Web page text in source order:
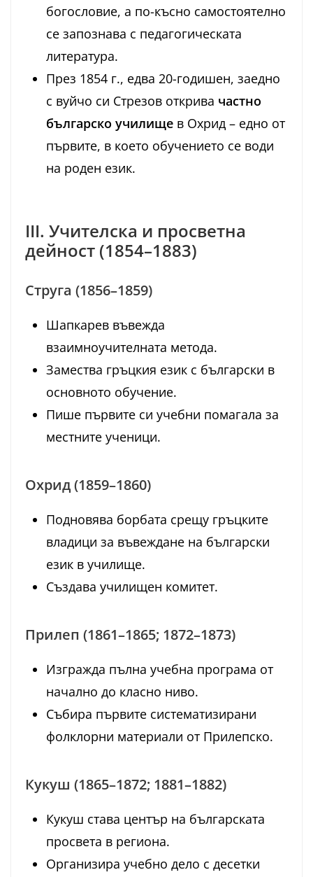
богословие, а по-късно самостоятелно
се запознава с педагогическата
литература.
През 1854 г., едва 20-годишен, заедно
с вуйчо си Стрезов открива частно
българско училище в Охрид – едно от
първите, в което обучението се води
на роден език.
III. Учителска и просветна
дейност (1854–1883)
Струга (1856–1859)
Шапкарев въвежда
взаимноучителната метода.
Замества гръцкия език с български в
основното обучение.
Пише първите си учебни помагала за
местните ученици.
Охрид (1859–1860)
Подновява борбата срещу гръцките
владици за въвеждане на български
език в училище.
Създава училищен комитет.
Прилеп (1861–1865; 1872–1873)
Изгражда пълна учебна програма от
начално до класно ниво.
Събира първите систематизирани
фолклорни материали от Прилепско.
Кукуш (1865–1872; 1881–1882)
Кукуш става център на българската
просвета в региона.
Организира учебно дело с десетки